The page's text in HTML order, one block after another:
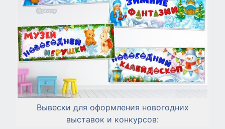
Вывески для оформления новогодних
выставок и конкурсов: